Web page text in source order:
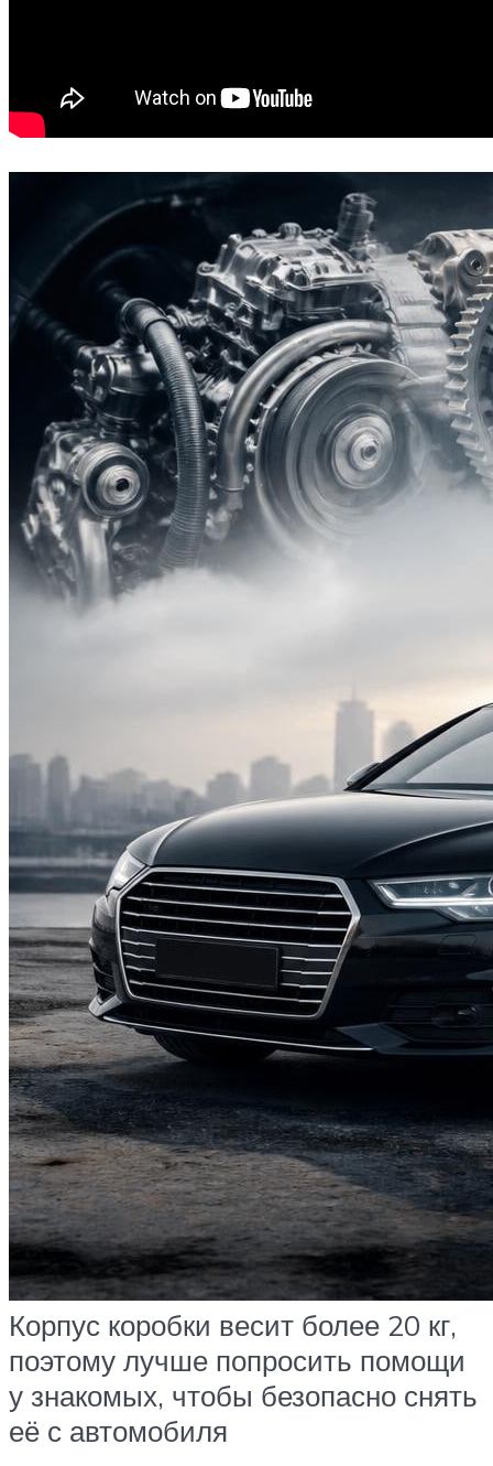
Корпус коробки весит более 20 кг,
поэтому лучше попросить помощи
у знакомых, чтобы безопасно снять
её с автомобиля